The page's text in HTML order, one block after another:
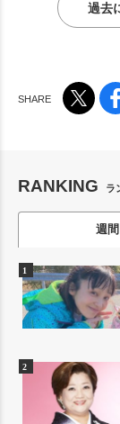
過去
RANKING ラ
週間